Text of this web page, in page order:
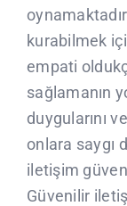
kurabilmek
empati
sağlamanın
duygularını
onlara saygı
iletişim
Güvenilir